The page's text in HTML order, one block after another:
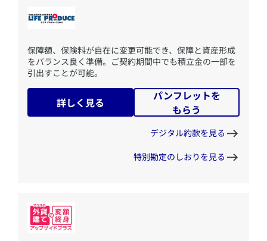
​保障額、保険料が自在に変更可能でき、保障と資産形成
をバランス良く準備。ご契約期間中でも積立金の一部を
引出すことが可能。
詳しく見る
パンフレットを
もらう
デジタル約款を見る
特別勘定のしおりを見る